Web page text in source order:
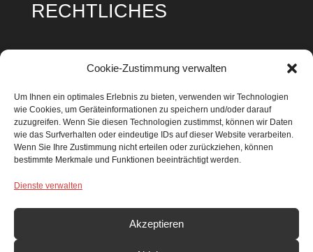
Cookie-Zustimmung verwalten
Um Ihnen ein optimales Erlebnis zu bieten, verwenden wir Technologien
wie Cookies, um Geräteinformationen zu speichern und/oder darauf
zuzugreifen. Wenn Sie diesen Technologien zustimmst, können wir Daten
wie das Surfverhalten oder eindeutige IDs auf dieser Website verarbeiten.
Wenn Sie Ihre Zustimmung nicht erteilen oder zurückziehen, können
bestimmte Merkmale und Funktionen beeinträchtigt werden.
Dienste verwalten
Akzeptieren
RECHTLICHES
Datenschutz
Cookie Richtlinie
SUCHEN & FINDEN
Search Button